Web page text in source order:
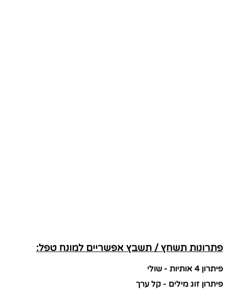
פתרונות תשחץ / תשבץ אפשריים למונח טפל:
פיתרון 4 אותיות - שולי
פיתרון זוג מילים - קל ערך